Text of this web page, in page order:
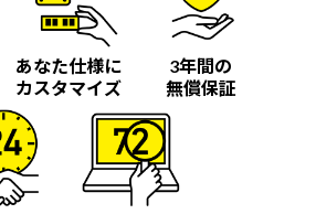
あなた仕様に
カスタマイズ
3年間の
無償保証